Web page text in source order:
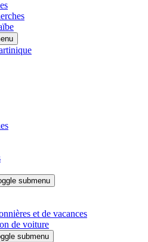
submenu
et de vacances
de voiture
submenu